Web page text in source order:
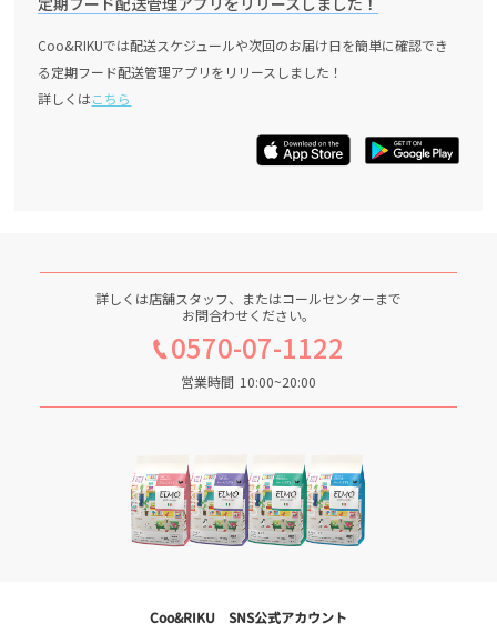
Coo&RIKUでは配送スケジュールや次回のお届け日を簡単に確認でき
る定期フード配送管理アプリをリリースしました！
詳しくはこちら
詳しくは店舗スタッフ、またはコールセンターまで
お問合わせください。
0570-07-1122
営業時間 10:00~20:00
Coo&RIKU SNS公式アカウント